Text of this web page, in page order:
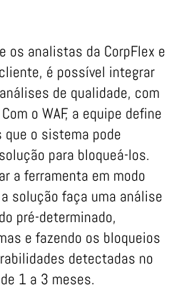
os analistas da CorpFlex e
é possível integrar
de qualidade, com
o WAF, a equipe define
o sistema pode
para bloqueá-los.
a ferramenta em modo
solução faça uma análise
pré-determinado,
e fazendo os bloqueios
detectadas no
1 a 3 meses.